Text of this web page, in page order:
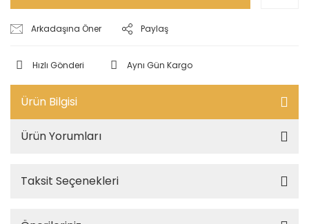
Arkadaşına Öner Paylaş
Hızlı Gönderi Aynı Gün Kargo
Ürün Bilgisi
Ürün Yorumları
Taksit Seçenekleri